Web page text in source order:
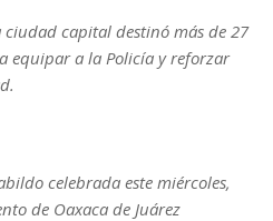
capital destinó más de 27
equipar a la Policía y reforzar
celebrada este miércoles,
de Oaxaca de Juárez